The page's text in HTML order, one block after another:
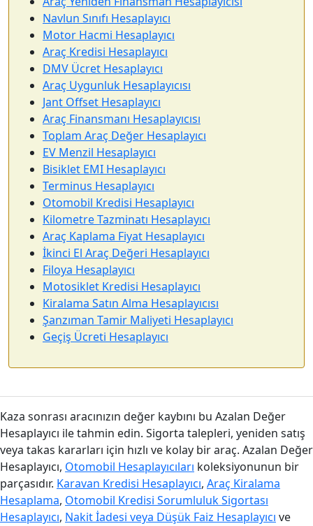
Navlun Sınıfı Hesaplayıcı
Motor Hacmi Hesaplayıcı
Araç Kredisi Hesaplayıcı
DMV Ücret Hesaplayıcı
Araç Uygunluk Hesaplayıcısı
Jant Offset Hesaplayıcı
Araç Finansmanı Hesaplayıcısı
Toplam Araç Değer Hesaplayıcı
EV Menzil Hesaplayıcı
Bisiklet EMI Hesaplayıcı
Terminus Hesaplayıcı
Otomobil Kredisi Hesaplayıcı
Kilometre Tazminatı Hesaplayıcı
Araç Kaplama Fiyat Hesaplayıcı
İkinci El Araç Değeri Hesaplayıcı
Filoya Hesaplayıcı
Motosiklet Kredisi Hesaplayıcı
Kiralama Satın Alma Hesaplayıcısı
Şanzıman Tamir Maliyeti Hesaplayıcı
Geçiş Ücreti Hesaplayıcı
Kaza sonrası aracınızın değer kaybını bu Azalan Değer
Hesaplayıcı ile tahmin edin. Sigorta talepleri, yeniden satış
veya takas kararları için hızlı ve kolay bir araç. Azalan Değer
Hesaplayıcı, Otomobil Hesaplayıcıları koleksiyonunun bir
parçasıdır. Karavan Kredisi Hesaplayıcı, Araç Kiralama
Hesaplama, Otomobil Kredisi Sorumluluk Sigortası
Hesaplayıcı, Nakit İadesi veya Düşük Faiz Hesaplayıcı ve